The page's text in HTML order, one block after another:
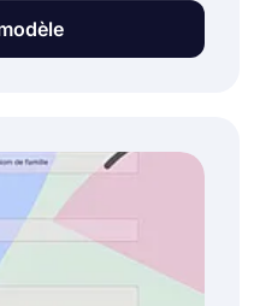
humaines
et comprendre